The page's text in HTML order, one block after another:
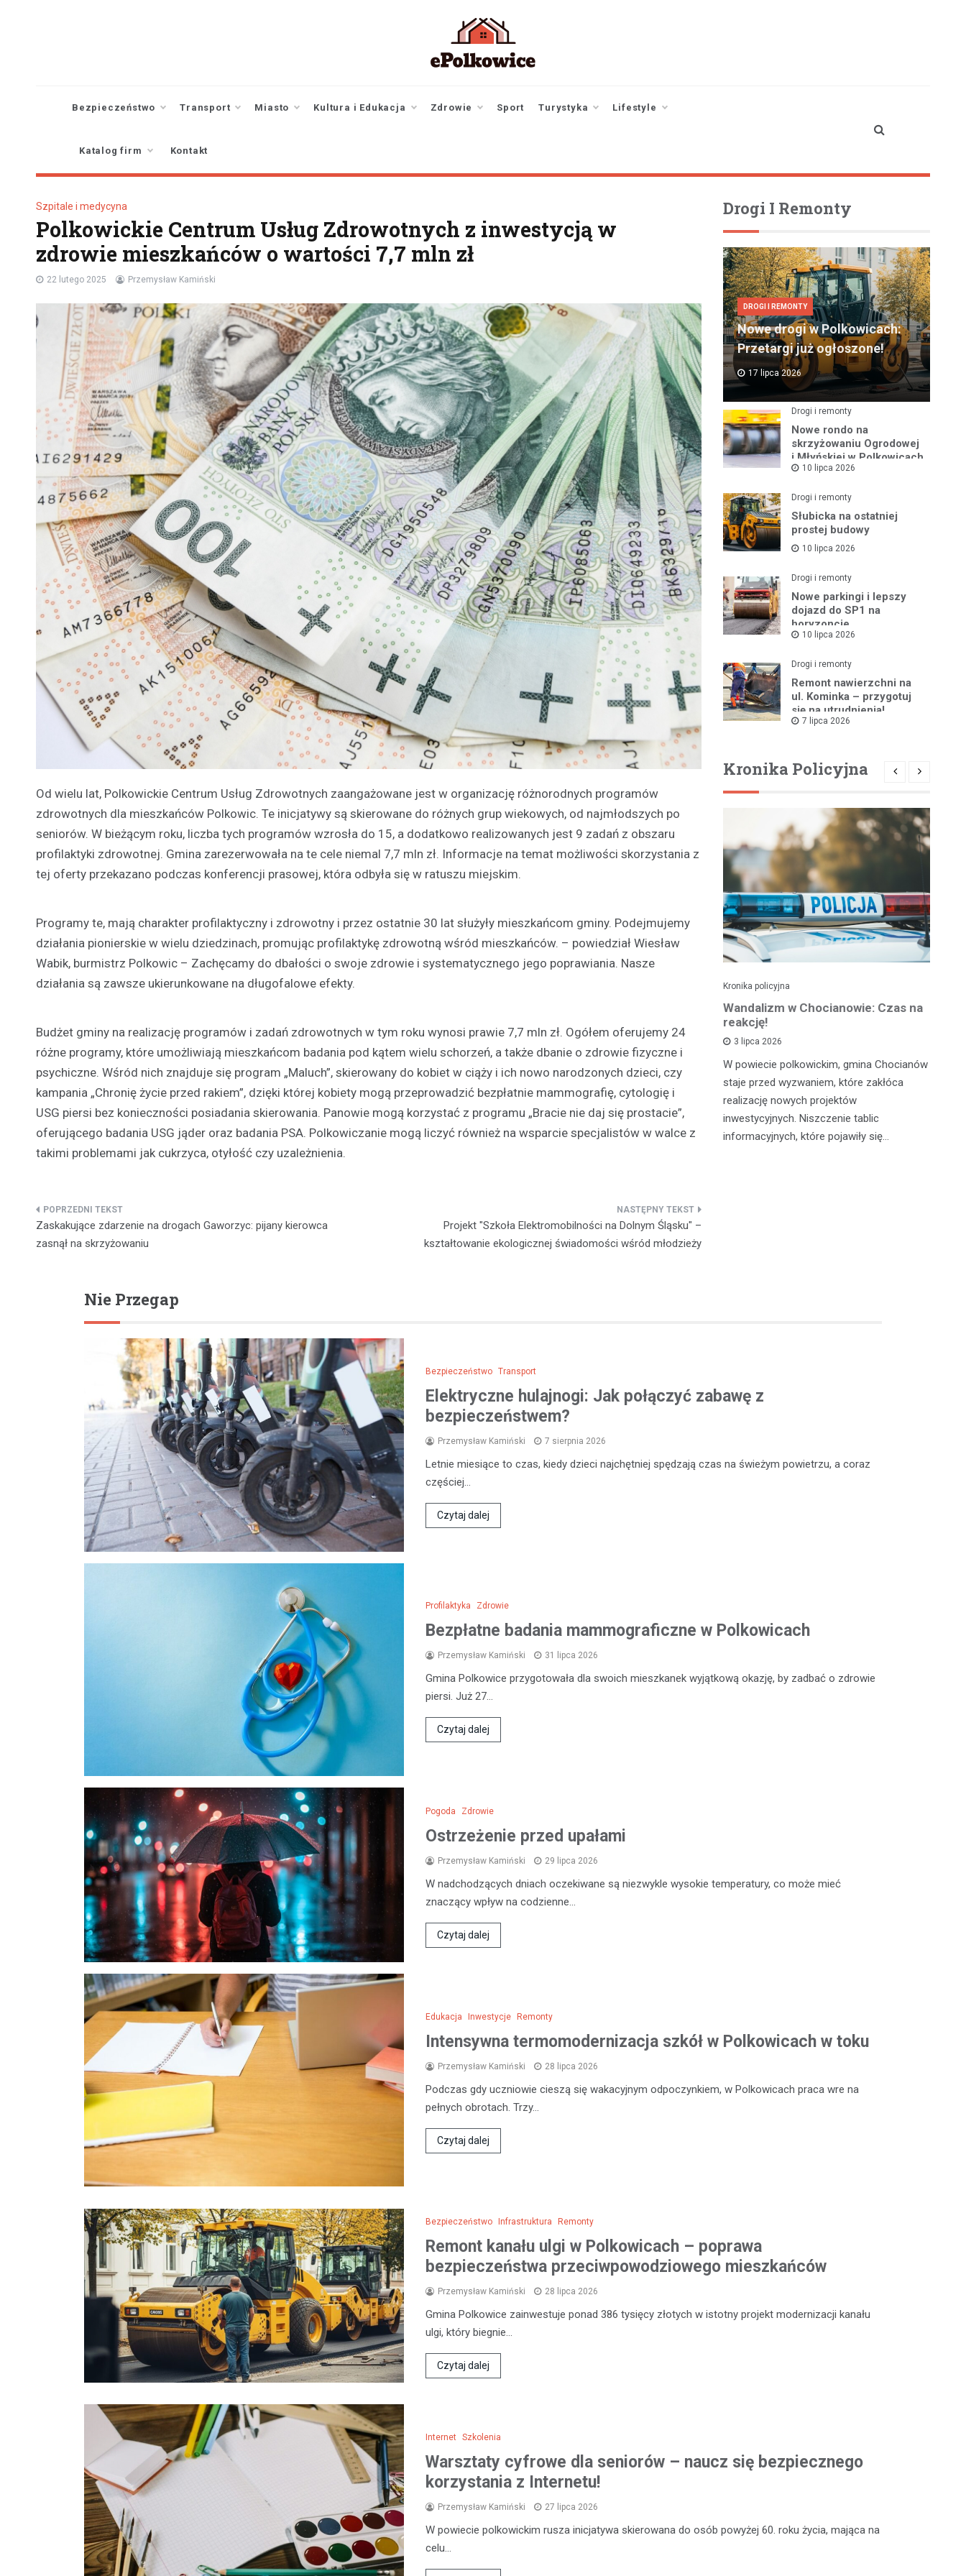
Polkowic
Bezpieczeństwo Transport Miasto Kultura i Edukacja Zdrowie Sport Turystyka Lifestyle
Katalog firm Kontakt
Szpitale i medycyna
Polkowickie Centrum Usług Zdrowotnych z inwestycją w
zdrowie mieszkańców o wartości 7,7 mln zł
22 lutego 2025 Przemysław Kamiński
Od wielu lat, Polkowickie Centrum Usług Zdrowotnych zaangażowane jest w organizację różnorodnych programów
zdrowotnych dla mieszkańców Polkowic. Te inicjatywy są skierowane do różnych grup wiekowych, od najmłodszych po
seniorów. W bieżącym roku, liczba tych programów wzrosła do 15, a dodatkowo realizowanych jest 9 zadań z obszaru
profilaktyki zdrowotnej. Gmina zarezerwowała na te cele niemal 7,7 mln zł. Informacje na temat możliwości skorzystania z
tej oferty przekazano podczas konferencji prasowej, która odbyła się w ratuszu miejskim.
Programy te, mają charakter profilaktyczny i zdrowotny i przez ostatnie 30 lat służyły mieszkańcom gminy. Podejmujemy
działania pionierskie w wielu dziedzinach, promując profilaktykę zdrowotną wśród mieszkańców. – powiedział Wiesław
Wabik, burmistrz Polkowic – Zachęcamy do dbałości o swoje zdrowie i systematycznego jego poprawiania. Nasze
działania są zawsze ukierunkowane na długofalowe efekty.
Budżet gminy na realizację programów i zadań zdrowotnych w tym roku wynosi prawie 7,7 mln zł. Ogółem oferujemy 24
różne programy, które umożliwiają mieszkańcom badania pod kątem wielu schorzeń, a także dbanie o zdrowie fizyczne i
psychiczne. Wśród nich znajduje się program „Maluch”, skierowany do kobiet w ciąży i ich nowo narodzonych dzieci, czy
kampania „Chronię życie przed rakiem”, dzięki której kobiety mogą przeprowadzić bezpłatnie mammografię, cytologię i
USG piersi bez konieczności posiadania skierowania. Panowie mogą korzystać z programu „Bracie nie daj się prostacie”,
oferującego badania USG jąder oraz badania PSA. Polkowiczanie mogą liczyć również na wsparcie specjalistów w walce z
takimi problemami jak cukrzyca, otyłość czy uzależnienia.
Nawigacja
wpisu
Zaskakujące zdarzenie na drogach Gaworzyc: pijany kierowca
zasnął na skrzyżowaniu
Projekt "Szkoła Elektromobilności na Dolnym Śląsku" –
kształtowanie ekologicznej świadomości wśród młodzieży
Drogi I Remonty
DROGI I REMONTY
Nowe drogi w Polkowicach:
Przetargi już ogłoszone!
17 lipca 2026
Drogi i remonty
Nowe rondo na
skrzyżowaniu Ogrodowej
i Młyńskiej w Polkowicach
10 lipca 2026
Drogi i remonty
Słubicka na ostatniej
prostej budowy
10 lipca 2026
Drogi i remonty
Nowe parkingi i lepszy
dojazd do SP1 na
horyzoncie
10 lipca 2026
Drogi i remonty
Remont nawierzchni na
ul. Kominka – przygotuj
się na utrudnienia!
7 lipca 2026
Kronika Policyjna
swoim mieszkaniu
21 kwietnia 2026
W Polkowicach doszło do dramatycznego
incydentu, który wstrząsnął lokalną
społecznością. Dwóch mężczyzn
wtargnęło do mieszkania jednego z
Kronika policyjna
Wandalizm w Chocianowie: Czas na
reakcję!
3 lipca 2026
W powiecie polkowickim, gmina Chocianów
staje przed wyzwaniem, które zakłóca
realizację nowych projektów
inwestycyjnych. Niszczenie tablic
informacyjnych, które pojawiły się…
Nie Przegap
Bezpieczeństwo Transport
Elektryczne hulajnogi: Jak połączyć zabawę z
bezpieczeństwem?
Przemysław Kamiński 7 sierpnia 2026
Letnie miesiące to czas, kiedy dzieci najchętniej spędzają czas na świeżym powietrzu, a coraz
częściej…
Czytaj dalej
Profilaktyka Zdrowie
Bezpłatne badania mammograficzne w Polkowicach
Przemysław Kamiński 31 lipca 2026
Gmina Polkowice przygotowała dla swoich mieszkanek wyjątkową okazję, by zadbać o zdrowie
piersi. Już 27…
Czytaj dalej
Pogoda Zdrowie
Ostrzeżenie przed upałami
Przemysław Kamiński 29 lipca 2026
W nadchodzących dniach oczekiwane są niezwykle wysokie temperatury, co może mieć
znaczący wpływ na codzienne…
Czytaj dalej
Edukacja Inwestycje Remonty
Intensywna termomodernizacja szkół w Polkowicach w toku
Przemysław Kamiński 28 lipca 2026
Podczas gdy uczniowie cieszą się wakacyjnym odpoczynkiem, w Polkowicach praca wre na
pełnych obrotach. Trzy…
Czytaj dalej
Bezpieczeństwo Infrastruktura Remonty
Remont kanału ulgi w Polkowicach – poprawa
bezpieczeństwa przeciwpowodziowego mieszkańców
Przemysław Kamiński 28 lipca 2026
Gmina Polkowice zainwestuje ponad 386 tysięcy złotych w istotny projekt modernizacji kanału
ulgi, który biegnie…
Czytaj dalej
Internet Szkolenia
Warsztaty cyfrowe dla seniorów – naucz się bezpiecznego
korzystania z Internetu!
Przemysław Kamiński 27 lipca 2026
W powiecie polkowickim rusza inicjatywa skierowana do osób powyżej 60. roku życia, mająca na
celu…